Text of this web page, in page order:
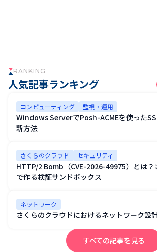
RANKING
人気記事ランキング
コンピューティング 監視・運用
Windows ServerでPosh-ACMEを使った
新方法
さくらのクラウド セキュリティ
HTTP/2 Bomb（CVE-2026-49975）とは？
で作る検証サンドボックス
ネットワーク
さくらのクラウドにおけるネットワーク設
すべての記事を見る